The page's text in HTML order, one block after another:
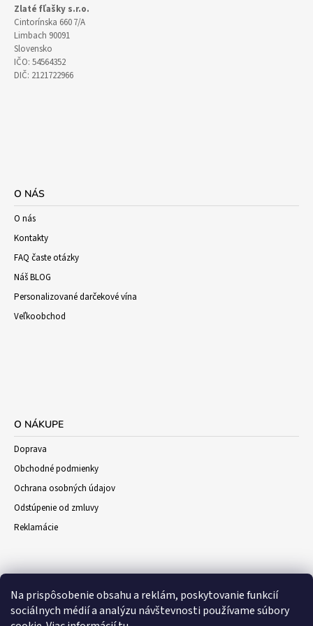
Na prispôsobenie obsahu a reklám, poskytovanie funkcií
sociálnych médií a analýzu návštevnosti používame súbory
Zlaté fľašky s.r.o.
Cintorínska 660 7/A
Limbach 90091
Slovensko
IČO: 54564352
DIČ: 2121722966
O NÁS
O nás
Kontakty
FAQ časte otázky
Náš BLOG
Personalizované darčekové vína
Veľkoobchod
O NÁKUPE
Doprava
Obchodné podmienky
Ochrana osobných údajov
Odstúpenie od zmluvy
Reklamácie